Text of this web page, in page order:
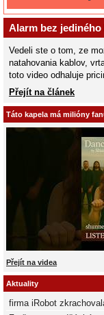
Alarm bez
Vedeli ste o tom, ze
natahovania kablov,
toto video odhaluje
Přejít na článek
Táto kapela má milióny
Přejít na videa
Aktuality
firma iRobot